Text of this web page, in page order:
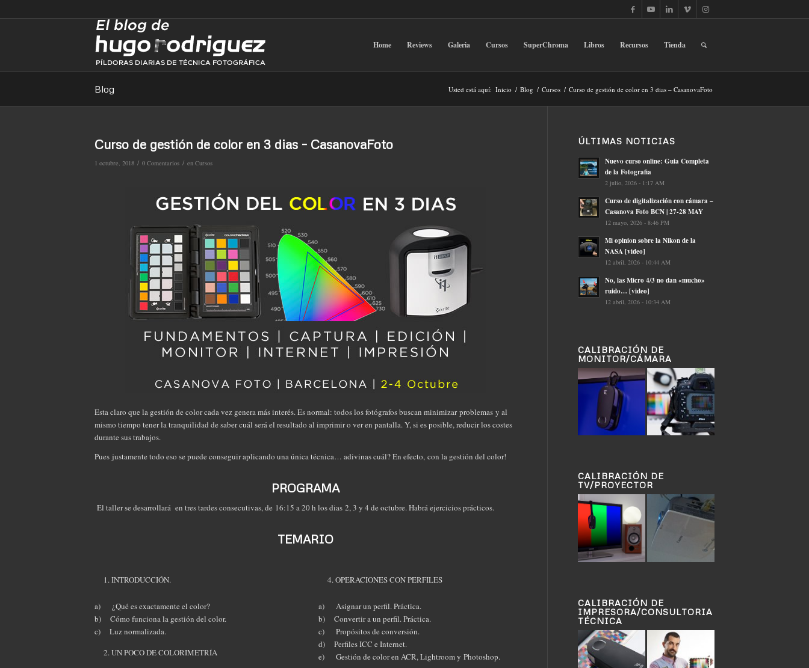
Home Reviews Galeria Cursos SuperChroma Libros Recursos Tienda
Blog Usted está aquí: Inicio / Blog / Cursos / Curso de gestión de color en 3 dias – CasanovaFoto
Curso de gestión de color en 3 dias – CasanovaFoto
1 octubre, 2018 / 0 Comentarios / en Cursos
Esta claro que la gestión de color cada vez genera más interés. Es normal: todos los fotógrafos buscan minimizar problemas y al
mismo tiempo tener la tranquilidad de saber cuál será el resultado al imprimir o ver en pantalla. Y, si es posible, reducir los costes
durante sus trabajos.
Pues justamente todo eso se puede conseguir aplicando una única técnica… adivinas cuál? En efecto, con la gestión del color!
PROGRAMA
El taller se desarrollará en tres tardes consecutivas, de 16:15 a 20 h los dias 2, 3 y 4 de octubre. Habrá ejercicios prácticos.
TEMARIO
INTRODUCCIÓN.
a) ¿Qué es exactamente el color?
b) Cómo funciona la gestión del color.
c) Luz normalizada.
UN POCO DE COLORIMETRÍA
OPERACIONES CON PERFILES
a) Asignar un perfil. Práctica.
b) Convertir a un perfil. Práctica.
c) Propósitos de conversión.
d) Perfiles ICC e Internet.
e) Gestión de color en ACR, Lightroom y Photoshop.
ÚLTIMAS NOTICIAS
Nuevo curso online: Guia Completa
de la Fotografia
2 julio, 2026 - 1:17 AM
Curso de digitalización con cámara –
Casanova Foto BCN | 27-28 MAY
12 mayo, 2026 - 8:46 PM
Mi opinion sobre la Nikon de la
NASA [video]
12 abril, 2026 - 10:44 AM
No, las Micro 4/3 no dan «mucho»
ruido… [video]
12 abril, 2026 - 10:34 AM
CALIBRACIÓN DE
MONITOR/CÁMARA
CALIBRACIÓN DE
TV/PROYECTOR
CALIBRACIÓN DE
IMPRESORA/CONSULTORIA
TÉCNICA